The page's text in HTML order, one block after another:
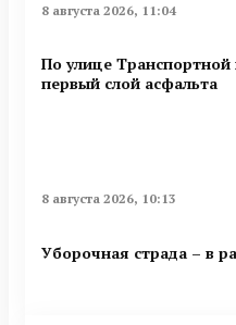
8 августа 2026, 11:04
По улице Транспортной
первый слой асфальта
8 августа 2026, 10:13
Уборочная страда – в